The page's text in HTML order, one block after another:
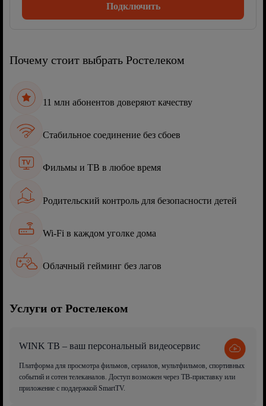
Подключить
Почему стоит выбрать Ростелеком
11 млн абонентов доверяют качеству
Стабильное соединение без сбоев
Фильмы и ТВ в любое время
Родительский контроль для безопасности детей
Wi-Fi в каждом уголке дома
Облачный гейминг без лагов
Услуги от Ростелеком
WINK ТВ – ваш персональный видеосервис
Платформа для просмотра фильмов, сериалов, мультфильмов, спортивных
событий и сотен телеканалов. Доступ возможен через ТВ-приставку или
приложение с поддержкой SmartTV.